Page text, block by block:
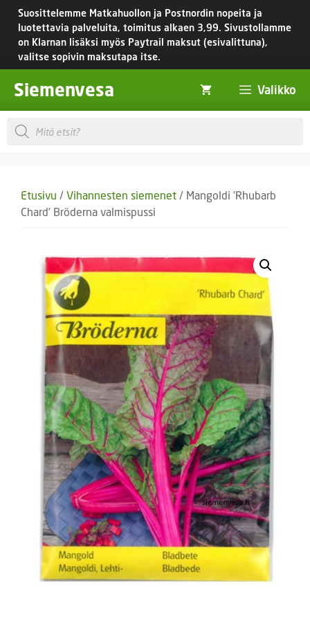
Siirry
sisältöön
Suosittelemme Matkahuollon ja Postnordin nopeita ja
luotettavia palveluita, toimitus alkaen 3,99. Sivustollamme
on Klarnan lisäksi myös Paytrail maksut (esivalittuna),
valitse sopivin maksutapa itse.
Siemenvesa Valikko
Products
search
Etusivu / Vihannesten siemenet / Mangoldi ’Rhubarb
Chard’ Bröderna valmispussi